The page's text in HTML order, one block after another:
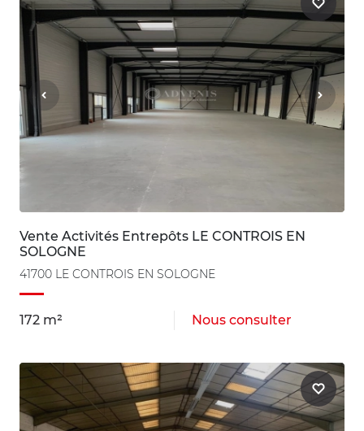
Vente Activités Entrepôts LE CONTROIS EN
SOLOGNE
41700 LE CONTROIS EN SOLOGNE
172 m² Nous consulter